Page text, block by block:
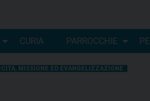
CURIA PARROCCHIE
, MISSIONE ED EVANGELIZZAZIONE